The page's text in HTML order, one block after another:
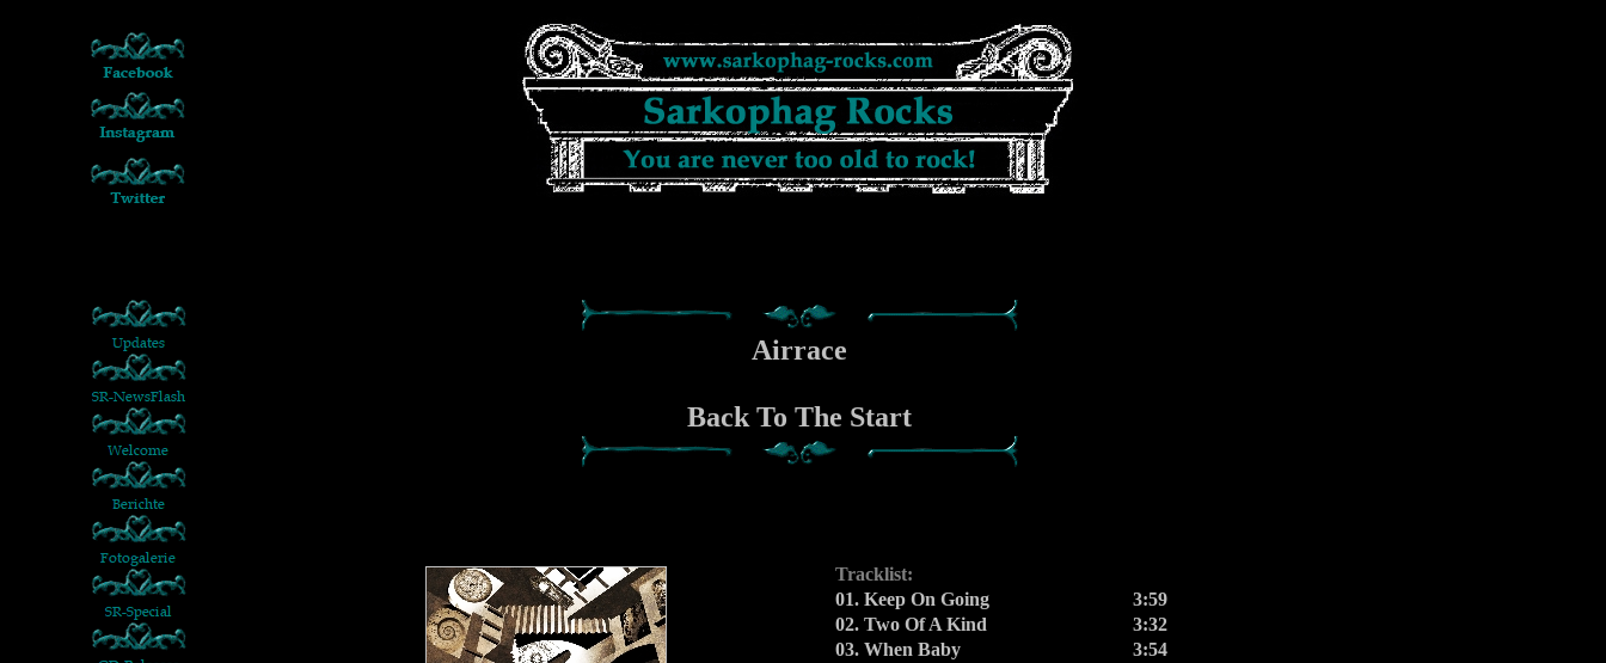
Airrace
Back To The Start
Tracklist:
01. Keep On Going
3:59
02. Two Of A Kind
3:32
03. When Baby
3:54